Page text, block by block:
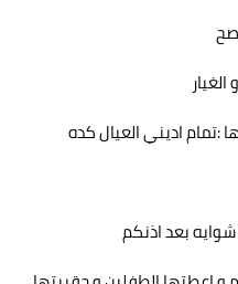
صح
:تمام اديني العيال كده
بعد اذنكم